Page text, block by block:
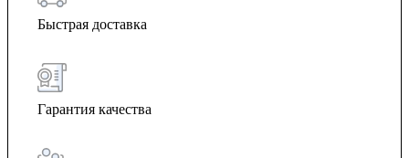
Быстрая доставка
Гарантия качества